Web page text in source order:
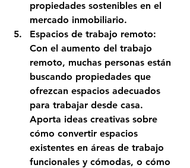
propiedades sostenibles en el
mercado inmobiliario.
Espacios de trabajo remoto:
Con el aumento del trabajo
remoto, muchas personas están
buscando propiedades que
ofrezcan espacios adecuados
para trabajar desde casa.
Aporta ideas creativas sobre
cómo convertir espacios
existentes en áreas de trabajo
funcionales y cómodas, o cómo